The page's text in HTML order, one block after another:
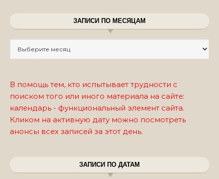
ЗАПИСИ ПО МЕСЯЦАМ
В помощь тем, кто испытывает трудности с
поиском того или иного материала на сайте:
календарь - функциональный элемент сайта.
Кликом на активную дату можно посмотреть
анонсы всех записей за этот день.
ЗАПИСИ ПО ДАТАМ